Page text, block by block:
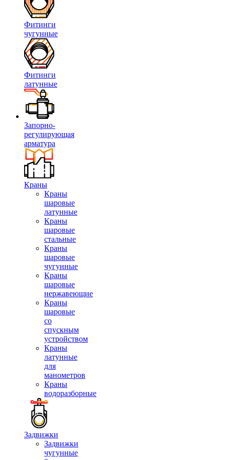
Фитинги
чугунные
Фитинги
латунные
Запорно-
регулирующая
арматура
Краны
Краны
шаровые
латунные
Краны
шаровые
стальные
Краны
шаровые
чугунные
Краны
шаровые
нержавеющие
Краны
шаровые
со
спускным
устройством
Краны
латунные
для
манометров
Краны
водоразборные
Задвижки
Задвижки
чугунные